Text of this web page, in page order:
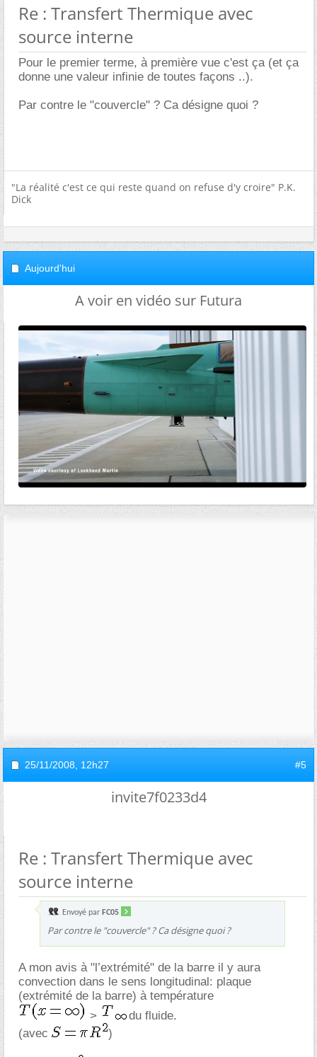
Re : Transfert Thermique avec
source interne
Pour le premier terme, à première vue c'est ça (et ça
donne une valeur infinie de toutes façons ..).
Par contre le "couvercle" ? Ca désigne quoi ?
"La réalité c'est ce qui reste quand on refuse d'y croire" P.K.
Dick
Aujourd'hui
A voir en vidéo sur Futura
25/11/2008, 12h27 #5
invite7f0233d4
Re : Transfert Thermique avec
source interne
Envoyé par FC05
Par contre le "couvercle" ? Ca désigne quoi ?
A mon avis à "l’extrémité" de la barre il y aura
convection dans le sens longitudinal: plaque
(extrémité de la barre) à température
>
du fluide.
(avec
)